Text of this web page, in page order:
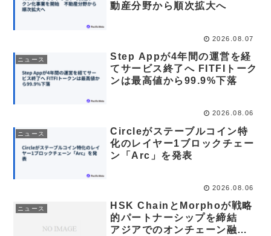
動産分野から順次拡大へ
2026.08.07
ニュース
Step Appが4年間の運営を経
てサービス終了へ FITFIトーク
ンは最高値から99.9%下落
2026.08.06
ニュース
Circleがステーブルコイン特
化のレイヤー1ブロックチェー
ン「Arc」を発表
2026.08.06
ニュース
HSK ChainとMorphoが戦略
的パートナーシップを締結
アジアでのオンチェーン融資